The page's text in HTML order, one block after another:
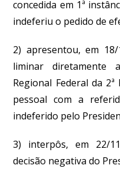
concedida em 1ª
indeferiu o pedido de
2) apresentou, em
liminar diretamente
Regional Federal da
pessoal com a
indeferido pelo
3) interpôs, em 22/
decisão negativa do